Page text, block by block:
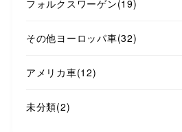
フォルクスワーゲン(19)
その他ヨーロッパ車(32)
アメリカ車(12)
未分類(2)